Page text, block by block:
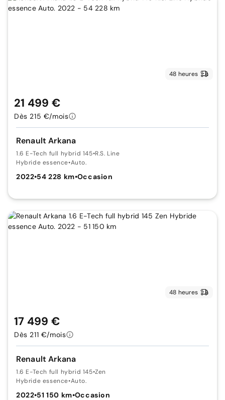
48 heures
Renault Arkana
1.6 E-Tech full hybrid 145•R.S. Line
Hybride essence•Auto.
2022•54 228 km•Occasion
21 499 €
Dès 215 €/mois
48 heures
Renault Arkana
1.6 E-Tech full hybrid 145•Zen
Hybride essence•Auto.
2022•51 150 km•Occasion
17 499 €
Dès 211 €/mois